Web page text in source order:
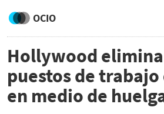
OCIO
Hollywood
puestos de trabajo
en medio de